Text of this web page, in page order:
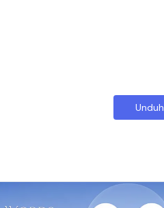
Unduh